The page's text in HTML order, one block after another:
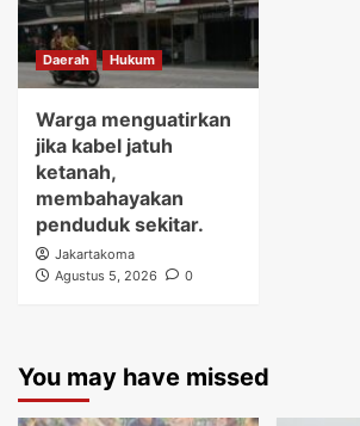
Daerah Hukum
Warga menguatirkan
jika kabel jatuh
ketanah,
membahayakan
penduduk sekitar.
Jakartakoma
Agustus 5, 2026
0
You may have missed